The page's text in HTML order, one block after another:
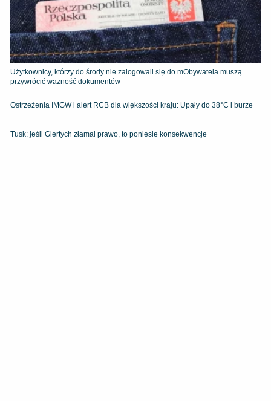
Użytkownicy, którzy do środy nie zalogowali się do mObywatela muszą
przywrócić ważność dokumentów
Ostrzeżenia IMGW i alert RCB dla większości kraju: Upały do 38°C i burze
Tusk: jeśli Giertych złamał prawo, to poniesie konsekwencje